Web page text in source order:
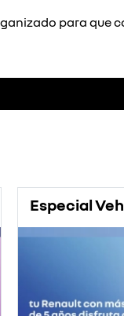
para que
Especial